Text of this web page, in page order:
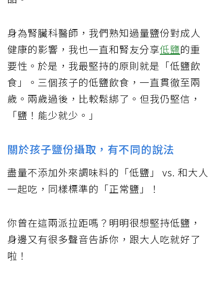
身為腎臟科醫師，我們熟知過量鹽份對成人
健康的影響，我也一直和腎友分享低鹽的重
要性。於是，我最堅持的原則就是「低鹽飲
食」。三個孩子的低鹽飲食，一直貫徹至兩
歲。兩歲過後，比較鬆綁了。但我仍堅信，
「鹽！能少就少。」
關於孩子鹽份攝取，有不同的說法
盡量不添加外來調味料的「低鹽」 vs. 和大人
一起吃，同樣標準的「正常鹽」！
你曾在這兩派拉距嗎？明明很想堅持低鹽，
身邊又有很多聲音告訴你，跟大人吃就好了
啦！